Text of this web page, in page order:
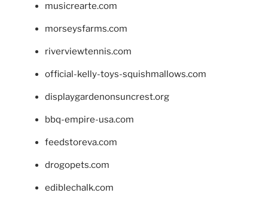
musicrearte.com
morseysfarms.com
riverviewtennis.com
official-kelly-toys-squishmallows.com
displaygardenonsuncrest.org
bbq-empire-usa.com
feedstoreva.com
drogopets.com
ediblechalk.com